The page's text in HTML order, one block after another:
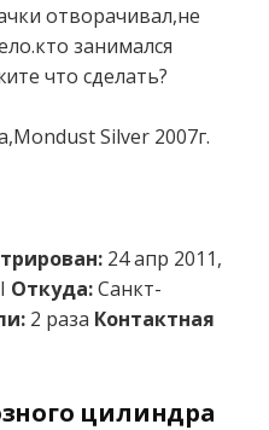
отворачивал,не
занимался
что сделать?
Silver 2007г.
24 апр 2011,
Откуда:Санкт-
2 раза Контактная
цилиндра